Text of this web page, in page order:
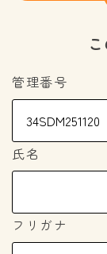
管理番号
氏名
フリガナ